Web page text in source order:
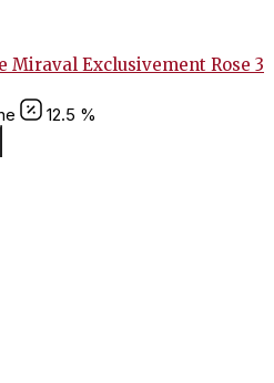
Miraval Exclusivement Rose 3
12.5 %